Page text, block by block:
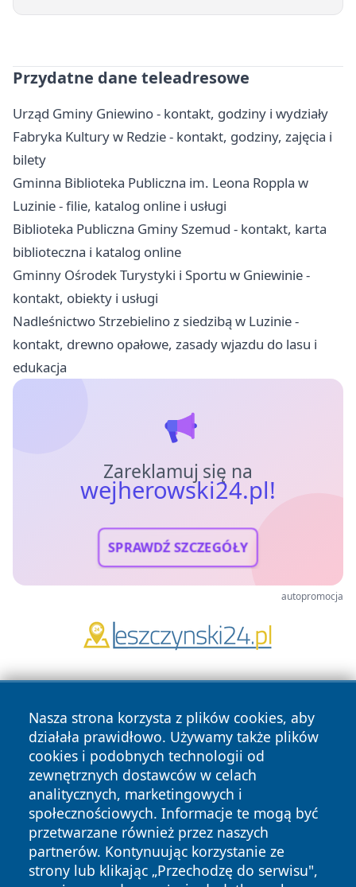
Przydatne dane teleadresowe
Urząd Gminy Gniewino - kontakt, godziny i wydziały
Fabryka Kultury w Redzie - kontakt, godziny, zajęcia i
bilety
Gminna Biblioteka Publiczna im. Leona Roppla w
Luzinie - filie, katalog online i usługi
Biblioteka Publiczna Gminy Szemud - kontakt, karta
biblioteczna i katalog online
Gminny Ośrodek Turystyki i Sportu w Gniewinie -
kontakt, obiekty i usługi
Nadleśnictwo Strzebielino z siedzibą w Luzinie -
kontakt, drewno opałowe, zasady wjazdu do lasu i
edukacja
Zareklamuj się na
wejherowski24.pl!
SPRAWDŹ SZCZEGÓŁY
autopromocja
Nasza strona korzysta z plików cookies, aby
działała prawidłowo. Używamy także plików
cookies i podobnych technologii od
zewnętrznych dostawców w celach
analitycznych, marketingowych i
społecznościowych. Informacje te mogą być
przetwarzane również przez naszych
partnerów. Kontynuując korzystanie ze
strony lub klikając „Przechodzę do serwisu",
Copyright © 2026 wejherowski24.pl Wszystkie prawa
zastrzeżone.
News Autorzy
Polityka
Prywatności
Polityka
Cookies